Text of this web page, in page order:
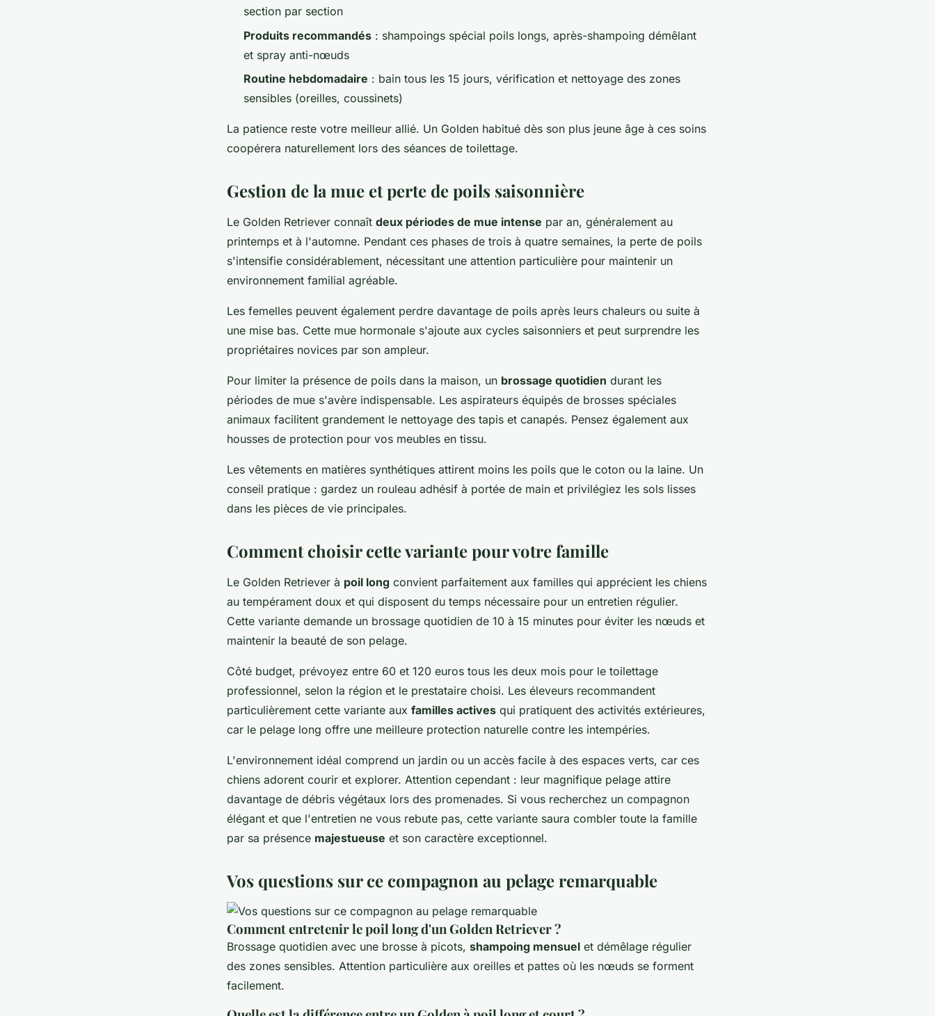
section par section
Produits recommandés : shampoings spécial poils longs, après-shampoing démêlant
et spray anti-nœuds
Routine hebdomadaire : bain tous les 15 jours, vérification et nettoyage des zones
sensibles (oreilles, coussinets)
La patience reste votre meilleur allié. Un Golden habitué dès son plus jeune âge à ces soins
coopérera naturellement lors des séances de toilettage.
Gestion de la mue et perte de poils saisonnière
Le Golden Retriever connaît deux périodes de mue intense par an, généralement au
printemps et à l'automne. Pendant ces phases de trois à quatre semaines, la perte de poils
s'intensifie considérablement, nécessitant une attention particulière pour maintenir un
environnement familial agréable.
Les femelles peuvent également perdre davantage de poils après leurs chaleurs ou suite à
une mise bas. Cette mue hormonale s'ajoute aux cycles saisonniers et peut surprendre les
propriétaires novices par son ampleur.
Pour limiter la présence de poils dans la maison, un brossage quotidien durant les
périodes de mue s'avère indispensable. Les aspirateurs équipés de brosses spéciales
animaux facilitent grandement le nettoyage des tapis et canapés. Pensez également aux
housses de protection pour vos meubles en tissu.
Les vêtements en matières synthétiques attirent moins les poils que le coton ou la laine. Un
conseil pratique : gardez un rouleau adhésif à portée de main et privilégiez les sols lisses
dans les pièces de vie principales.
Comment choisir cette variante pour votre famille
Le Golden Retriever à poil long convient parfaitement aux familles qui apprécient les chiens
au tempérament doux et qui disposent du temps nécessaire pour un entretien régulier.
Cette variante demande un brossage quotidien de 10 à 15 minutes pour éviter les nœuds et
maintenir la beauté de son pelage.
Côté budget, prévoyez entre 60 et 120 euros tous les deux mois pour le toilettage
professionnel, selon la région et le prestataire choisi. Les éleveurs recommandent
particulièrement cette variante aux familles actives qui pratiquent des activités extérieures,
car le pelage long offre une meilleure protection naturelle contre les intempéries.
L'environnement idéal comprend un jardin ou un accès facile à des espaces verts, car ces
chiens adorent courir et explorer. Attention cependant : leur magnifique pelage attire
davantage de débris végétaux lors des promenades. Si vous recherchez un compagnon
élégant et que l'entretien ne vous rebute pas, cette variante saura combler toute la famille
par sa présence majestueuse et son caractère exceptionnel.
Vos questions sur ce compagnon au pelage remarquable
Comment entretenir le poil long d'un Golden Retriever ?
Brossage quotidien avec une brosse à picots, shampoing mensuel et démêlage régulier
des zones sensibles. Attention particulière aux oreilles et pattes où les nœuds se forment
facilement.